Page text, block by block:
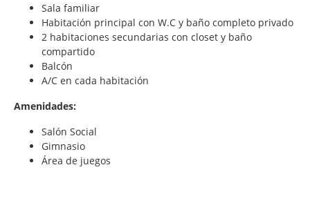
Sala familiar
Habitación principal con W.C y baño completo privado
2 habitaciones secundarias con closet y baño
compartido
Balcón
A/C en cada habitación
Amenidades:
Salón Social
Gimnasio
Área de juegos